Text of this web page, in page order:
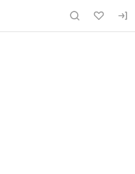
сайту fishretail.ru